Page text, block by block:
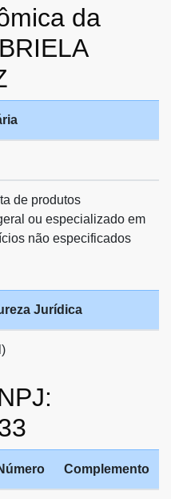
da
de produtos
ou especializado em
não especificados
Jurídica
Complemento